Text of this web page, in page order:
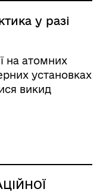
у разі
на атомних
установках
викид